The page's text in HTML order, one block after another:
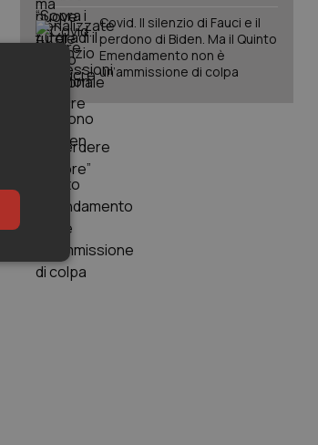
Covid. Il silenzio di Fauci e il
perdono di Biden. Ma il Quinto
Emendamento non è
un’ammissione di colpa